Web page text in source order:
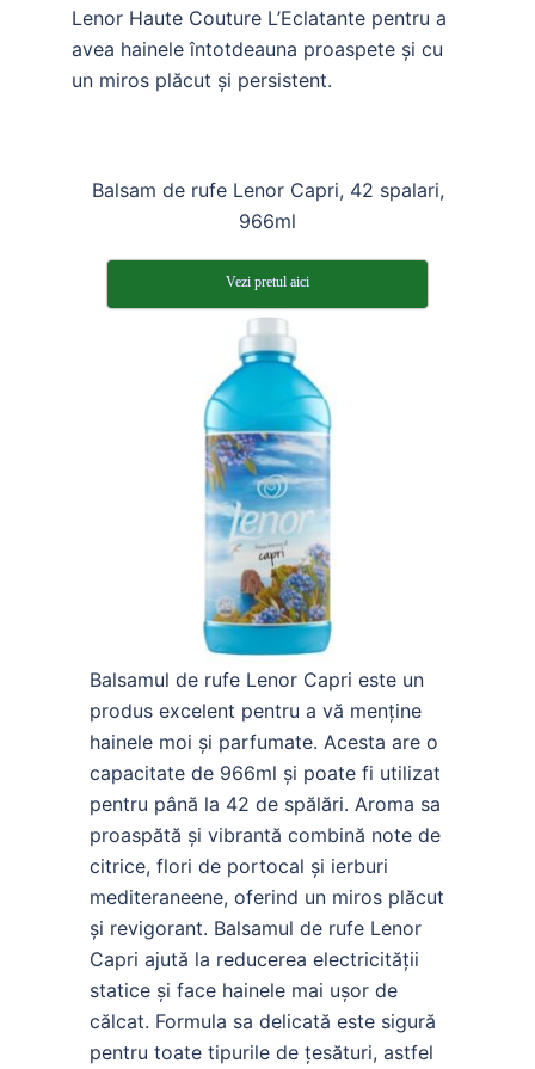
Lenor Haute Couture L’Eclatante pentru a
avea hainele întotdeauna proaspete și cu
un miros plăcut și persistent.
Balsam de rufe Lenor Capri, 42 spalari,
966ml
Vezi pretul aici
Balsamul de rufe Lenor Capri este un
produs excelent pentru a vă menține
hainele moi și parfumate. Acesta are o
capacitate de 966ml și poate fi utilizat
pentru până la 42 de spălări. Aroma sa
proaspătă și vibrantă combină note de
citrice, flori de portocal și ierburi
mediteraneene, oferind un miros plăcut
și revigorant. Balsamul de rufe Lenor
Capri ajută la reducerea electricității
statice și face hainele mai ușor de
călcat. Formula sa delicată este sigură
pentru toate tipurile de țesături, astfel